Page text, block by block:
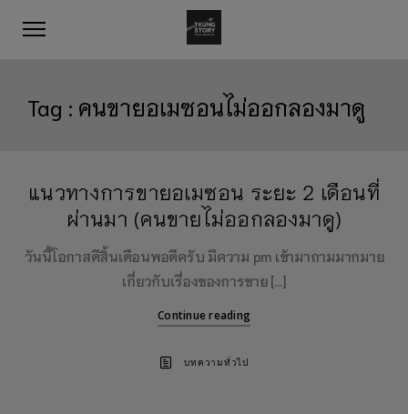
Tag : คนขายอเมซอนไม่ออกลองมาดู
แนวทางการขายอเมซอน ระยะ 2 เดือนที่
ผ่านมา (คนขายไม่ออกลองมาดู)
วันนี้โอกาสดีสิ้นเดือนพอดีครับ มีความ pm เข้ามาถามมากมาย
เกี่ยวกับเรื่องของการขาย […]
Continue reading
บทความทั่วไป